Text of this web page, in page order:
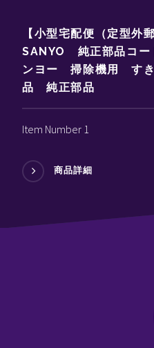
【小型宅配便（定型外
SANYO 純正部品コ
ンヨー 掃除機用 す
品 純正部品
Item Number 1
商品詳細